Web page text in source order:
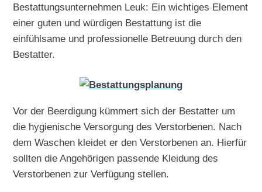
Bestattungsunternehmen Leuk: Ein wichtiges Element
einer guten und würdigen Bestattung ist die
einfühlsame und professionelle Betreuung durch den
Bestatter.
Vor der Beerdigung kümmert sich der Bestatter um
die hygienische Versorgung des Verstorbenen. Nach
dem Waschen kleidet er den Verstorbenen an. Hierfür
sollten die Angehörigen passende Kleidung des
Verstorbenen zur Verfügung stellen.